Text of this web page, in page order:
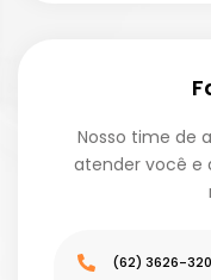
Nosso time de
atender você e
(62) 3626-